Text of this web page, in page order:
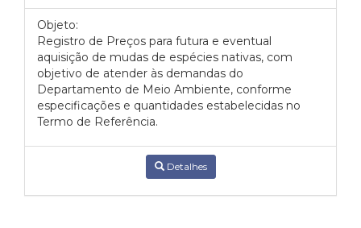
Objeto:
Registro de Preços para futura e eventual
aquisição de mudas de espécies nativas, com
objetivo de atender às demandas do
Departamento de Meio Ambiente, conforme
especificações e quantidades estabelecidas no
Termo de Referência.
Detalhes